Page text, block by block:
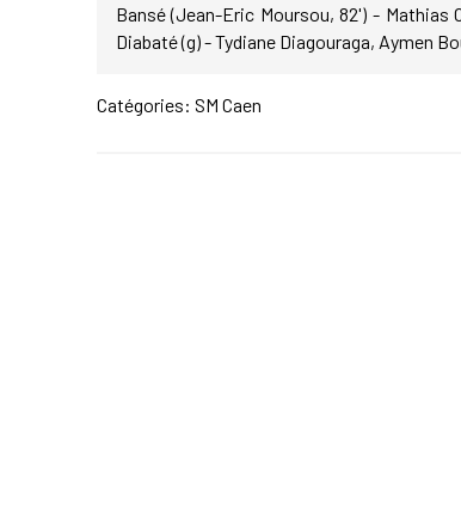
Bansé (Jean-Eric Moursou, 82') - Mathias
Diabaté (g) - Tydiane Diagouraga, Aymen
Catégories: SM Caen